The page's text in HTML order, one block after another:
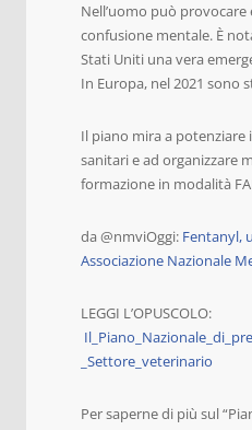
Nell’uomo può
confusione mentale. È
Stati Uniti una vera
In Europa, nel 2021 sono
Il piano mira a
sanitari e ad organizzare
formazione in modalità
da @nmviOggi: Fentanyl,
Associazione Nazionale
LEGGI L’OPUSCOLO:
_Settore_veterinario
Per saperne di più sul